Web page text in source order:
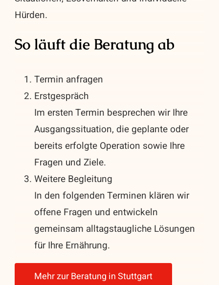
Hürden.
So läuft die Beratung ab
Termin anfragen
Erstgespräch
Im ersten Termin besprechen wir Ihre
Ausgangssituation, die geplante oder
bereits erfolgte Operation sowie Ihre
Fragen und Ziele.
Weitere Begleitung
In den folgenden Terminen klären wir
offene Fragen und entwickeln
gemeinsam alltagstaugliche Lösungen
für Ihre Ernährung.
Mehr zur Beratung in Stuttgart